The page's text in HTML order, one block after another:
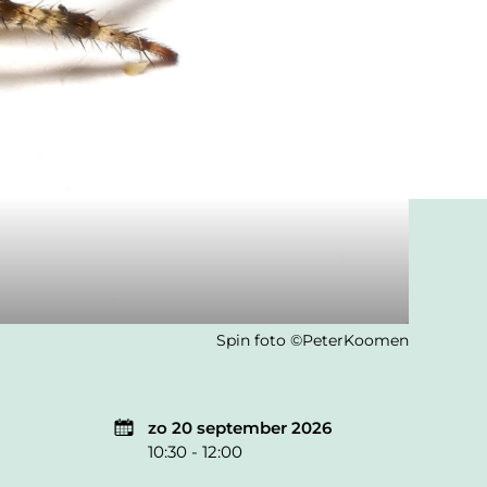
Spin foto ©PeterKoomen
zo 20 september 2026
10:30 - 12:00